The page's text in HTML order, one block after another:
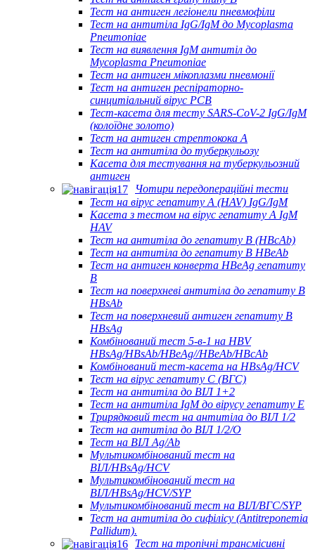
Тест на антиген легіонели пневмофіли
Тест на антитіла IgG/IgM до Mycoplasma
Pneumoniae
Тест на виявлення IgM антитіл до
Mycoplasma Pneumoniae
Тест на антиген мікоплазми пневмонії
Тест на антиген респіраторно-
синцитіальний вірус РСВ
Тест-касета для тесту SARS-CoV-2 IgG/IgM
(колоїдне золото)
Тест на антиген стрептокока А
Тест на антитіла до туберкульозу
Касета для тестування на туберкульозний
антиген
Чотири передопераційні тести
Тест на вірус гепатиту А (HAV) IgG/IgM
Касета з тестом на вірус гепатиту А IgM
HAV
Тест на антитіла до гепатиту B (HBcAb)
Тест на антитіла до гепатиту B HBeAb
Тест на антиген конверта HBeAg гепатиту
B
Тест на поверхневі антитіла до гепатиту B
HBsAb
Тест на поверхневий антиген гепатиту B
HBsAg
Комбінований тест 5-в-1 на HBV
HBsAg/HBsAb/HBeAg//HBeAb/HBcAb
Комбінований тест-касета на HBsAg/HCV
Тест на вірус гепатиту С (ВГС)
Тест на антитіла до ВІЛ 1+2
Тест на антитіла IgM до вірусу гепатиту Е
Трирядковий тест на антитіла до ВІЛ 1/2
Тест на антитіла до ВІЛ 1/2/O
Тест на ВІЛ Ag/Ab
Мультикомбінований тест на
ВІЛ/HBsAg/HCV
Мультикомбінований тест на
ВІЛ/HBsAg/HCV/SYP
Мультикомбінований тест на ВІЛ/ВГС/SYP
Тест на антитіла до сифілісу (Antitreponemia
Pallidum).
Тест на тропічні трансмісивні